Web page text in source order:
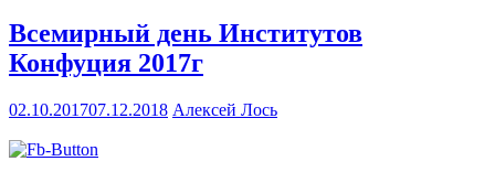
Всемирный день Институтов
Конфуция 2017г
02.10.201707.12.2018 Алексей Лось